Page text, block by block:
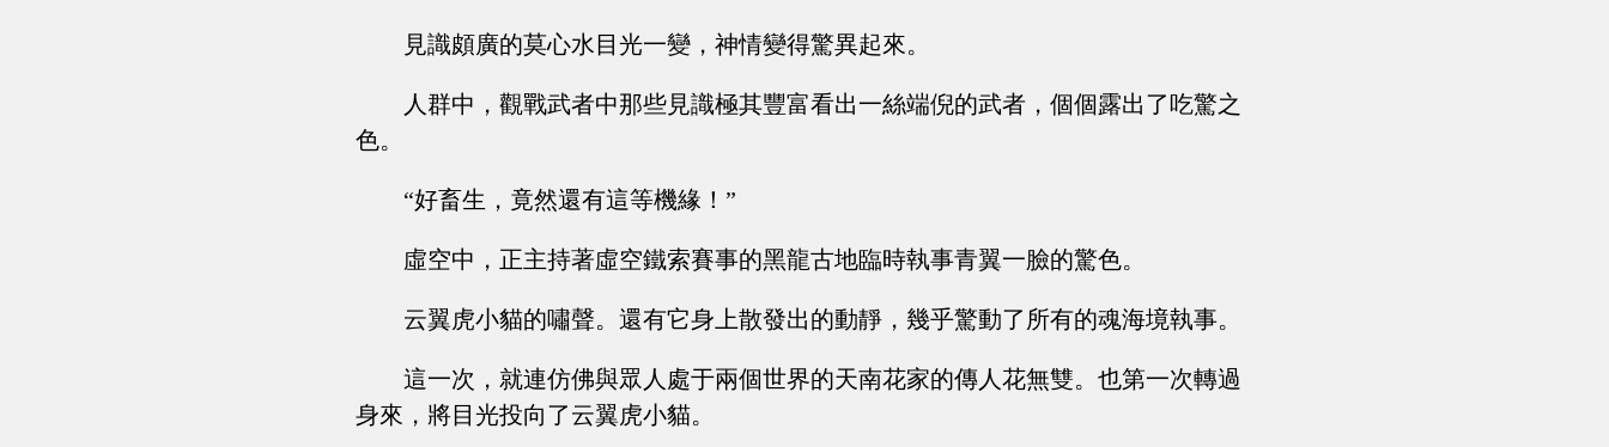
見識頗廣的莫心水目光一變，神情變得驚異起來。
人群中，觀戰武者中那些見識極其豐富看出一絲端倪的武者，個個露出了吃驚之
色。
“好畜生，竟然還有這等機緣！”
虛空中，正主持著虛空鐵索賽事的黑龍古地臨時執事青翼一臉的驚色。
云翼虎小貓的嘯聲。還有它身上散發出的動靜，幾乎驚動了所有的魂海境執事。
這一次，就連仿佛與眾人處于兩個世界的天南花家的傳人花無雙。也第一次轉過
身來，將目光投向了云翼虎小貓。